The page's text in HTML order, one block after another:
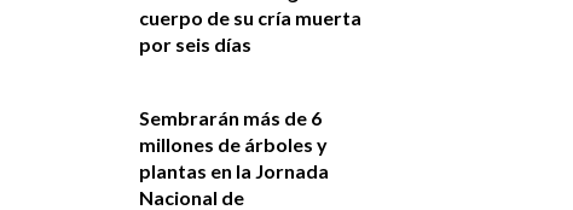
cuerpo de su cría muerta
por seis días
Sembrarán más de 6
millones de árboles y
plantas en la Jornada
Nacional de